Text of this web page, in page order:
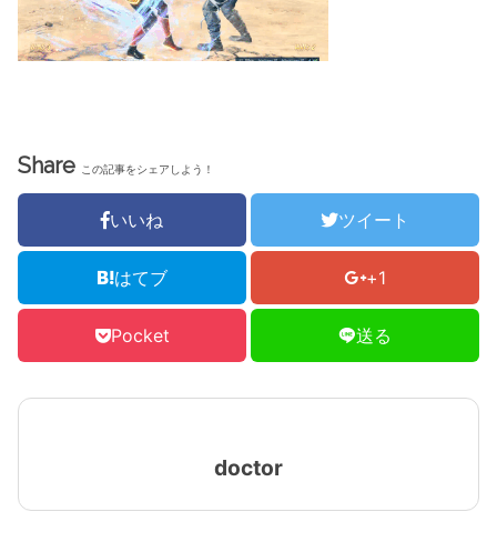
Share この記事をシェアしよう！
いいね ツイート
はてブ +1
Pocket 送る
doctor